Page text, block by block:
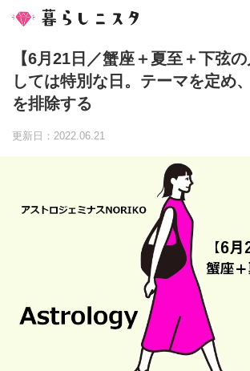
【6月21日／蟹座＋夏至＋下弦
しては特別な日。テーマを定め
を排除する
更新日：2022.06.21